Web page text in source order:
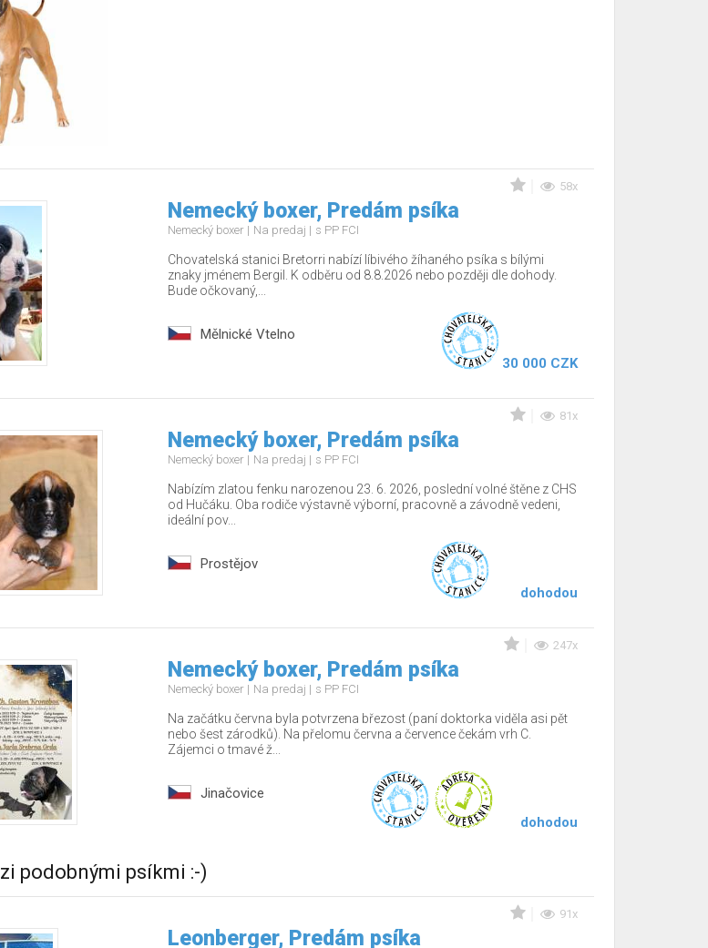
58x
Nemecký boxer, Predám psíka
Nemecký boxer Na predaj s PP FCI
Chovatelská stanici Bretorri nabízí líbivého žíhaného psíka s bílými
znaky jménem Bergil. K odběru od 8.8.2026 nebo později dle dohody.
Bude očkovaný,...
Mělnické Vtelno
30 000 CZK
81x
Nemecký boxer, Predám psíka
Nemecký boxer Na predaj s PP FCI
Nabízím zlatou fenku narozenou 23. 6. 2026, poslední volné štěne z CHS
od Hučáku. Oba rodiče výstavně výborní, pracovně a závodně vedeni,
ideální pov...
Prostějov
dohodou
247x
Nemecký boxer, Predám psíka
Nemecký boxer Na predaj s PP FCI
Na začátku června byla potvrzena březost (paní doktorka viděla asi pět
nebo šest zárodků). Na přelomu června a července čekám vrh C.
Zájemci o tmavé ž...
Jinačovice
dohodou
podobnými psíkmi :-)
91x
Leonberger, Predám psíka